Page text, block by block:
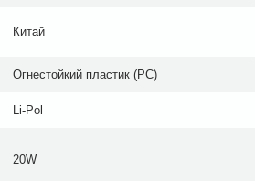
Китай
Огнестойкий пластик (PC)
Li-Pol
20W